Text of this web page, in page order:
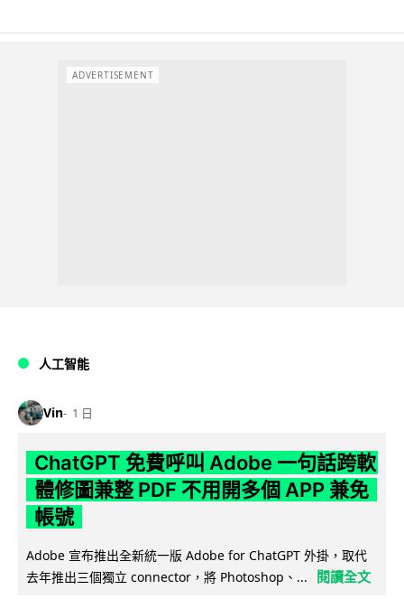
ADVERTISEMENT
人工智能
Vin 1 日
ChatGPT 免費呼叫 Adobe 一句話跨軟
體修圖兼整 PDF 不用開多個 APP 兼免
帳號
Adobe 宣布推出全新統一版 Adobe for ChatGPT 外掛，取代
去年推出三個獨立 connector，將 Photoshop、...
閱讀全文